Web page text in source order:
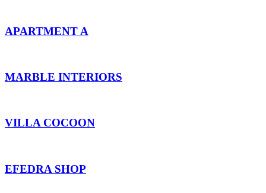
APARTMENT A
MARBLE INTERIORS
VILLA COCOON
EFEDRA SHOP